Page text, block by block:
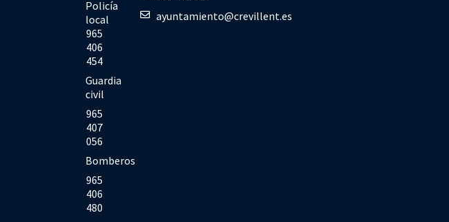
Policía
local
965
406
454
Guardia
civil
965
407
056
Bomberos
965
406
480
ayuntamiento@crevillent.es